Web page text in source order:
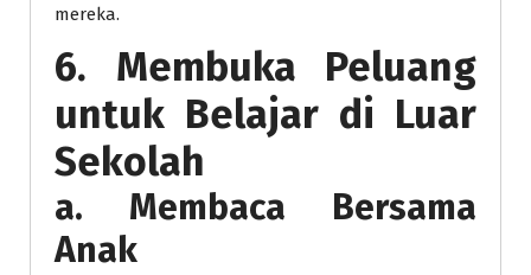
mereka.
6. Membuka Peluang
untuk Belajar di Luar
Sekolah
a. Membaca Bersama
Anak